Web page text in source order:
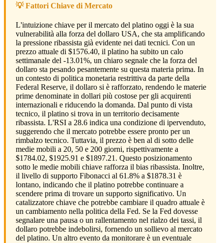
💡 Fattori Chiave di Mercato
L'intuizione chiave per il mercato del platino oggi è la sua
vulnerabilità alla forza del dollaro USA, che sta amplificando
la pressione ribassista già evidente nei dati tecnici. Con un
prezzo attuale di $1576.40, il platino ha subito un calo
settimanale del -13.01%, un chiaro segnale che la forza del
dollaro sta pesando pesantemente su questa materia prima. In
un contesto di politica monetaria restrittiva da parte della
Federal Reserve, il dollaro si è rafforzato, rendendo le materie
prime denominate in dollari più costose per gli acquirenti
internazionali e riducendo la domanda. Dal punto di vista
tecnico, il platino si trova in un territorio decisamente
ribassista. L'RSI a 28.6 indica una condizione di ipervenduto,
suggerendo che il mercato potrebbe essere pronto per un
rimbalzo tecnico. Tuttavia, il prezzo è ben al di sotto delle
medie mobili a 20, 50 e 200 giorni, rispettivamente a
$1784.02, $1925.91 e $1897.21. Questo posizionamento
sotto le medie mobili chiave rafforza il bias ribassista. Inoltre,
il livello di supporto Fibonacci al 61.8% a $1878.31 è
lontano, indicando che il platino potrebbe continuare a
scendere prima di trovare un supporto significativo. Un
catalizzatore chiave che potrebbe cambiare il quadro attuale è
un cambiamento nella politica della Fed. Se la Fed dovesse
segnalare una pausa o un rallentamento nel rialzo dei tassi, il
dollaro potrebbe indebolirsi, fornendo un sollievo al mercato
del platino. Un altro evento da monitorare è un eventuale